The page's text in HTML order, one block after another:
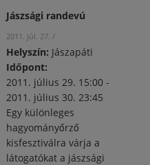
Jászsági randevú
2011. júl. 27. /
Helyszín: Jászapáti
Időpont:
2011. július 29. 15:00 -
2011. július 30. 23:45
Egy különleges
hagyományőrző
kisfesztiválra várja a
látogatókat a jászsági